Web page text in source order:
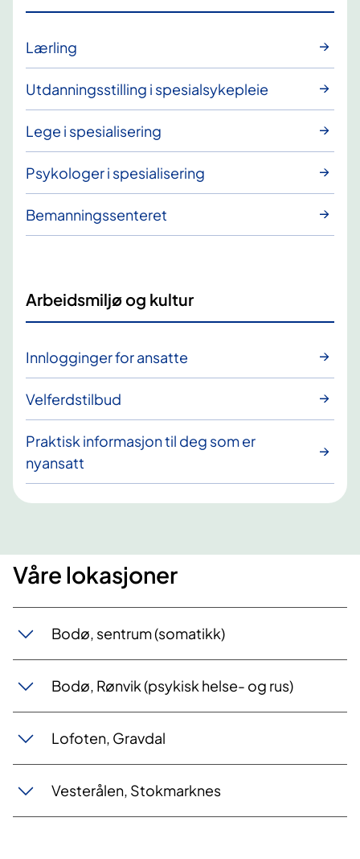
Lærling
Utdanningsstilling i spesialsykepleie
Lege i spesialisering
Psykologer i spesialisering
Bemanningssenteret
Arbeidsmiljø og kultur
Innlogginger for ansatte
Velferdstilbud
Praktisk informasjon til deg som er
nyansatt
Våre lokasjoner
Bodø, sentrum (somatikk)
Bodø, Rønvik (psykisk helse- og rus)
Lofoten, Gravdal
Vesterålen, Stokmarknes